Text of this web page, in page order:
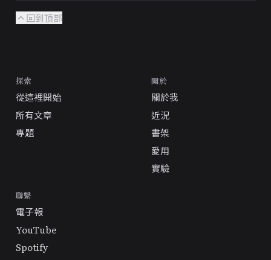
回到頂部
探索
從這裡開始
所有文章
專題
關於
關於我
近況
書架
愛用
實驗
聯繫
電子報
YouTube
Spotify